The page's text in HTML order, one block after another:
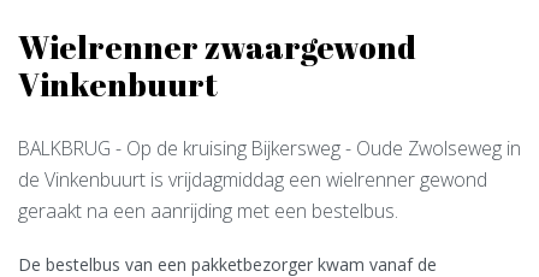
Wielrenner zwaargewond
Vinkenbuurt
BALKBRUG - Op de kruising Bijkersweg - Oude Zwolseweg in
de Vinkenbuurt is vrijdagmiddag een wielrenner gewond
geraakt na een aanrijding met een bestelbus.
De bestelbus van een pakketbezorger kwam vanaf de